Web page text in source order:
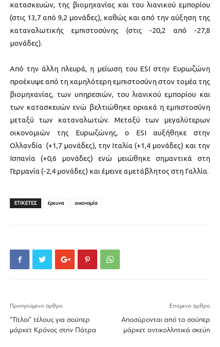
κατασκευών, της βιομηχανίας και του λιανικού εμπορίου
(στις 13,7 από 9,2 μονάδες), καθώς και από την αύξηση της
καταναλωτικής εμπιστοσύνης (στις -20,2 από -27,8
μονάδες).
Από την άλλη πλευρά, η μείωση του ESI στην Ευρωζώνη
προέκυψε από τη χαμηλότερη εμπιστοσύνη στον τομέα της
βιομηχανίας, των υπηρεσιών, του λιανικού εμπορίου και
των κατασκευών ενώ βελτιώθηκε οριακά η εμπιστοσύνη
μεταξύ των καταναλωτών. Μεταξύ των μεγαλύτερων
οικονομιών της Ευρωζώνης, ο ESI αυξήθηκε στην
Ολλανδία (+1,7 μονάδες), την Ιταλία (+1,4 μονάδες) και την
Ισπανία (+0,6 μονάδες) ενώ μειώθηκε σημαντικά στη
Γερμανία (-2,4 μονάδες) και έμεινε αμετάβλητος στη Γαλλία.
ΕΤΙΚΕΤΕΣ έρευνα οικονομία
Προηγούμενο άρθρο
“Τίτλοι” τέλους για σούπερ
μάρκετ Κρόνος στην Πάτρα
Επόμενο άρθρο
Αποσύρονται από το σούπερ
μάρκετ αντικολλητικά σκεύη